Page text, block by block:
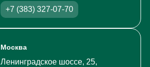
+7 (383) 327-07-70
Москва
Ленинградское шоссе, 25,